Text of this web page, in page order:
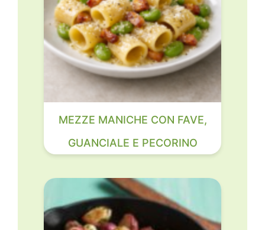
MEZZE MANICHE CON FAVE,
GUANCIALE E PECORINO